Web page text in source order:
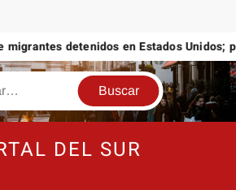
detenidos en Estados Unidos;
DEL SUR